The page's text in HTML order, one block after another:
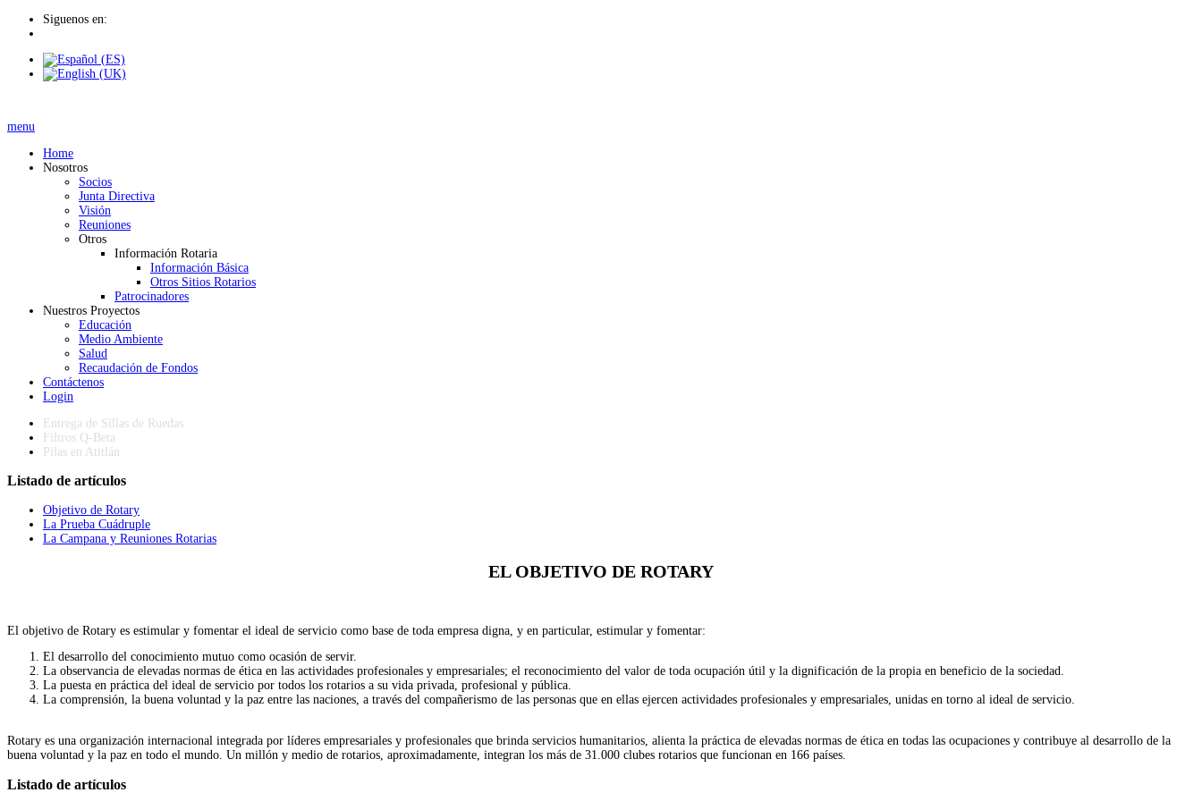
Siguenos en:
menu
Home
Nosotros
Socios
Junta Directiva
Visión
Reuniones
Otros
Información Rotaria
Información Básica
Otros Sitios Rotarios
Patrocinadores
Nuestros Proyectos
Educación
Medio Ambiente
Salud
Recaudación de Fondos
Contáctenos
Login
Entrega de Sillas de Ruedas
Filtros Q-Beta
Pilas en Atitlán
Listado de artículos
Objetivo de Rotary
La Prueba Cuádruple
La Campana y Reuniones Rotarias
EL OBJETIVO DE ROTARY
El objetivo de Rotary es estimular y fomentar el ideal de servicio como base de toda empresa digna, y en particular, estimular y fomentar:
El desarrollo del conocimiento mutuo como ocasión de servir.
La observancia de elevadas normas de ética en las actividades profesionales y empresariales; el reconocimiento del valor de toda ocupación útil y la dignificación de la propia en beneficio de la sociedad.
La puesta en práctica del ideal de servicio por todos los rotarios a su vida privada, profesional y pública.
La comprensión, la buena voluntad y la paz entre las naciones, a través del compañerismo de las personas que en ellas ejercen actividades profesionales y empresariales, unidas en torno al ideal de servicio.
Rotary es una organización internacional integrada por líderes empresariales y profesionales que brinda servicios humanitarios, alienta la práctica de elevadas normas de ética en todas las ocupaciones y contribuye al desarrollo de la
buena voluntad y la paz en todo el mundo. Un millón y medio de rotarios, aproximadamente, integran los más de 31.000 clubes rotarios que funcionan en 166 países.
Listado de artículos